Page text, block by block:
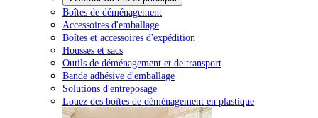
Boîtes de déménagement
Accessoires d'emballage
Boîtes et accessoires d'expédition
Housses et sacs
Outils de déménagement et de transport
Bande adhésive d'emballage
Solutions d'entreposage
Louez des boîtes de déménagement en plastique